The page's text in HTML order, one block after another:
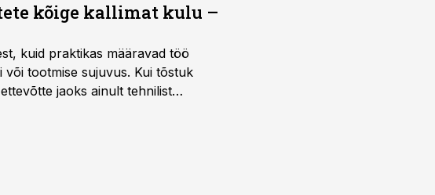
kõige kallimat kulu –
kuid praktikas määravad töö
tootmise sujuvus. Kui tõstuk
jaoks ainult tehnilist